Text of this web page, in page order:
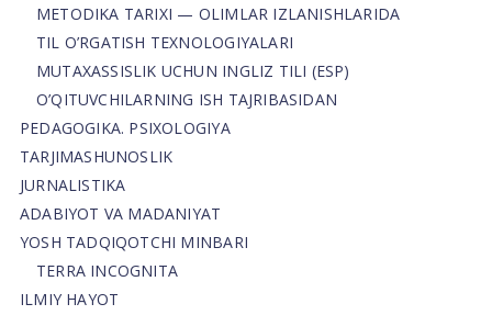
METODIKA TARIXI — OLIMLAR IZLANISHLARIDA
TIL O’RGATISH TEXNOLOGIYALARI
MUTAXASSISLIK UCHUN INGLIZ TILI (ESP)
O’QITUVCHILARNING ISH TAJRIBASIDAN
PEDAGOGIKA. PSIXOLOGIYA
TARJIMASHUNOSLIK
JURNALISTIKA
ADABIYOT VA MADANIYAT
YOSH TADQIQOTCHI MINBARI
TERRA INCOGNITA
ILMIY HAYOT